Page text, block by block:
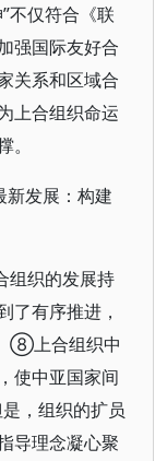
不仅符合《联
强国际友好合
关系和区域合
上合组织命运
新发展：构建
组织的发展持
了有序推进，
⑧上合组织中
使中亚国家间
，组织的扩员
导理念凝心聚